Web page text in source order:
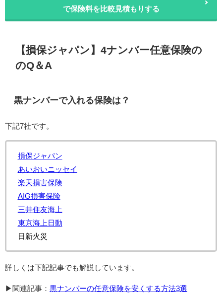
で保険料を比較見積もりする
【損保ジャパン】4ナンバー任意保険の
のQ＆A
黒ナンバーで入れる保険は？
下記7社です。
損保ジャパン
あいおいニッセイ
楽天損害保険
AIG損害保険
三井住友海上
東京海上日動
日新火災
詳しくは下記記事でも解説しています。
▶関連記事： 黒ナンバーの任意保険を安くする方法3選